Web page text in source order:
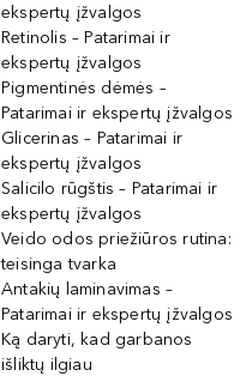
ekspertų įžvalgos
Retinolis – Patarimai ir
ekspertų įžvalgos
Pigmentinės dėmės –
Patarimai ir ekspertų įžvalgos
Glicerinas – Patarimai ir
ekspertų įžvalgos
Salicilo rūgštis – Patarimai ir
ekspertų įžvalgos
Veido odos priežiūros rutina:
teisinga tvarka
Antakių laminavimas –
Patarimai ir ekspertų įžvalgos
Ką daryti, kad garbanos
išliktų ilgiau